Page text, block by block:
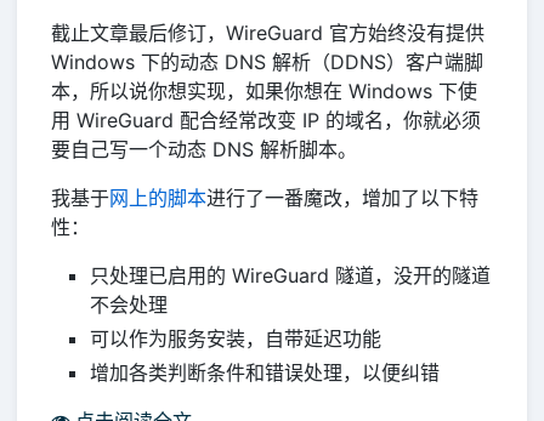
截止文章最后修订，WireGuard 官方始终没有提供
Windows 下的动态 DNS 解析（DDNS）客户端脚
本，所以说你想实现，如果你想在 Windows 下使
用 WireGuard 配合经常改变 IP 的域名，你就必须
要自己写一个动态 DNS 解析脚本。
我基于网上的脚本进行了一番魔改，增加了以下特
性：
只处理已启用的 WireGuard 隧道，没开的隧道
不会处理
可以作为服务安装，自带延迟功能
增加各类判断条件和错误处理，以便纠错